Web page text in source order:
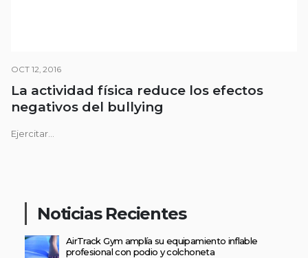
OCT 12, 2016
La actividad física reduce los efectos
negativos del bullying
Ejercitar...
Noticias Recientes
AirTrack Gym amplía su equipamiento inflable
profesional con podio y colchoneta